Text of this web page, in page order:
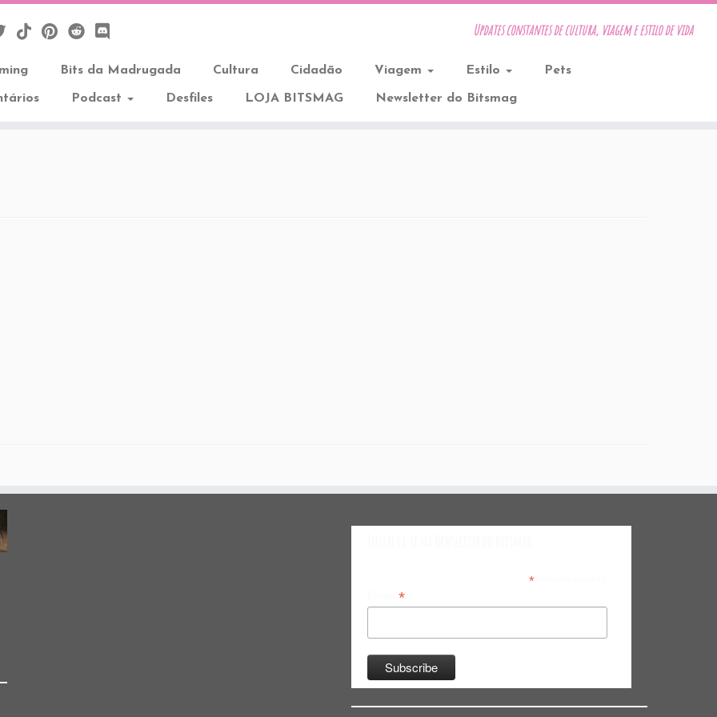
Updates constantes de cultura, viagem e estilo de vida
Bits da Madrugada Cultura Cidadão Viagem Estilo Pets
Podcast Desfiles LOJA BITSMAG Newsletter do Bitsmag
*indicates required
*